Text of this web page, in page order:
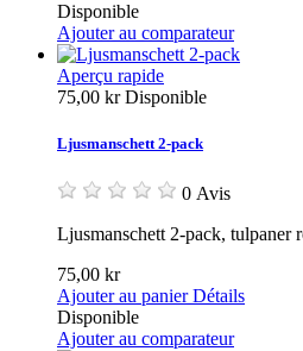
Disponible
Ajouter au comparateur
Aperçu rapide
75,00 krDisponible
Ljusmanschett 2-pack
0 Avis
Ljusmanschett 2-pack, tulpaner
75,00 kr
Ajouter au panier Détails
Disponible
Ajouter au comparateur